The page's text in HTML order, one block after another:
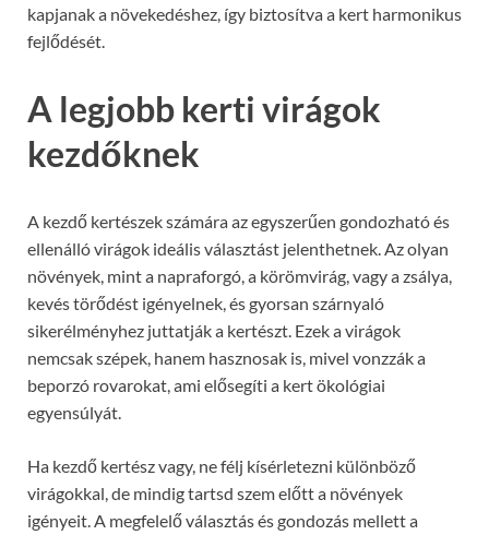
kapjanak a növekedéshez, így biztosítva a kert harmonikus
fejlődését.
A legjobb kerti virágok
kezdőknek
A kezdő kertészek számára az egyszerűen gondozható és
ellenálló virágok ideális választást jelenthetnek. Az olyan
növények, mint a napraforgó, a körömvirág, vagy a zsálya,
kevés törődést igényelnek, és gyorsan szárnyaló
sikerélményhez juttatják a kertészt. Ezek a virágok
nemcsak szépek, hanem hasznosak is, mivel vonzzák a
beporzó rovarokat, ami elősegíti a kert ökológiai
egyensúlyát.
Ha kezdő kertész vagy, ne félj kísérletezni különböző
virágokkal, de mindig tartsd szem előtt a növények
igényeit. A megfelelő választás és gondozás mellett a